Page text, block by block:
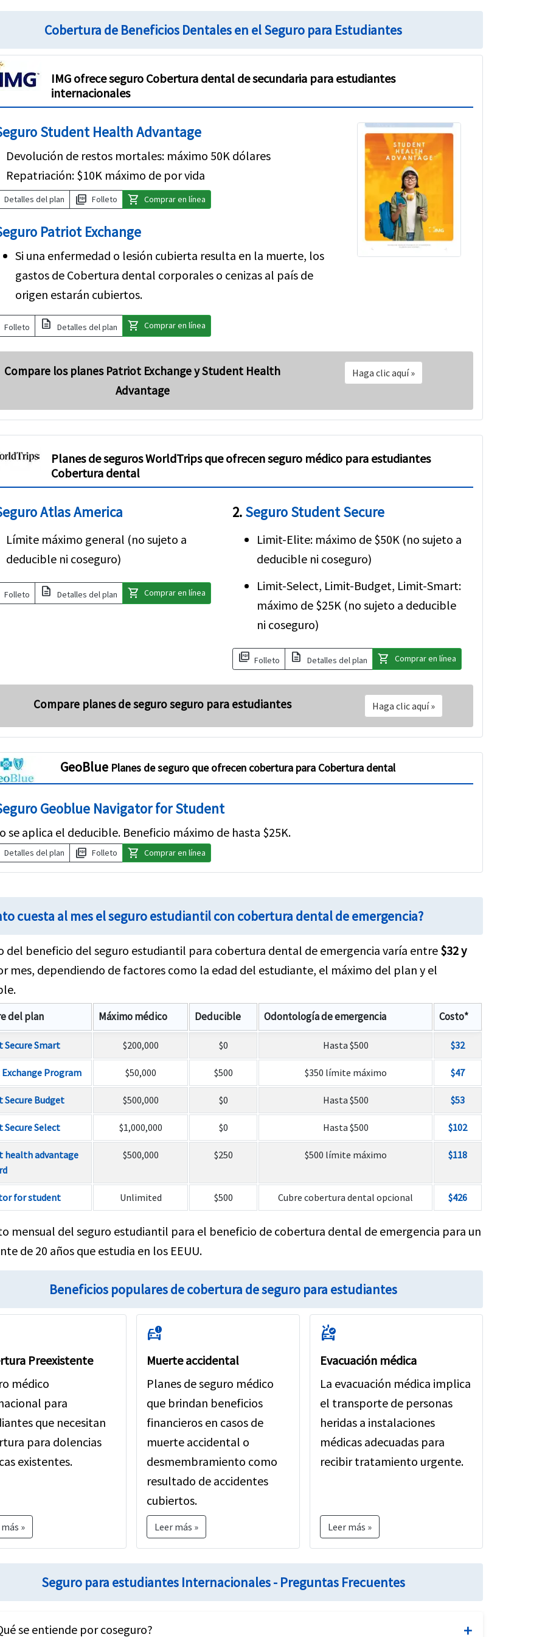
Cobertura de Beneficios Dentales en el Seguro para Estudiantes
IMG ofrece seguro Cobertura dental de secundaria para estudiantes
internacionales
Student Health Advantage
Devolución de restos mortales: máximo 50K dólares
Repatriación: $10K máximo de por vida
Detalles del plan picture_as_pdf Folleto shopping_cart Comprar en línea
Patriot Exchange
Si una enfermedad o lesión cubierta resulta en la muerte, los
gastos de Cobertura dental corporales o cenizas al país de
origen estarán cubiertos.
Folleto description Detalles del plan shopping_cart Comprar en línea
Compare los planes Patriot Exchange y Student Health
Advantage
Haga clic aquí»
Planes de seguros WorldTrips que ofrecen seguro médico para estudiantes
Cobertura dental
Atlas America
Límite máximo general (no sujeto a
deducible ni coseguro)
Folleto description Detalles del plan shopping_cart Comprar en línea
2. Seguro Student Secure
Limit-Elite: máximo de $50K (no sujeto a
deducible ni coseguro)
Limit-Select, Limit-Budget, Limit-Smart:
máximo de $25K (no sujeto a deducible
ni coseguro)
picture_as_pdf Folleto description Detalles del plan shopping_cart Comprar en línea
Compare planes de seguro seguro para estudiantes Haga clic aquí»
GeoBlue Planes de seguro que ofrecen cobertura para Cobertura dental
Geoblue Navigator for Student
se aplica el deducible. Beneficio máximo de hasta $25K.
Detalles del plan picture_as_pdf Folleto shopping_cart Comprar en línea
cuesta al mes el seguro estudiantil con cobertura dental de emergencia?
del beneficio del seguro estudiantil para cobertura dental de emergencia varía entre $32 y
mes, dependiendo de factores como la edad del estudiante, el máximo del plan y el
del plan Máximo médico Deducible Odontología de emergencia Costo*
Secure Smart $200,000 $0 Hasta $500 $32
Program $50,000 $500 $350 límite máximo $47
Secure Budget $500,000 $0 Hasta $500 $53
Secure Select $1,000,000 $0 Hasta $500 $102
health advantage
$500,000 $250 $500 límite máximo $118
for student Unlimited $500 Cubre cobertura dental opcional $426
mensual del seguro estudiantil para el beneficio de cobertura dental de emergencia para un
de 20 años que estudia en los EEUU.
Beneficios populares de cobertura de seguro para estudiantes
Preexistente
médico
para
que necesitan
para dolencias
existentes.
»
car_crash
Muerte accidental
Planes de seguro médico
que brindan beneficios
financieros en casos de
muerte accidental o
desmembramiento como
resultado de accidentes
cubiertos.
Leer más »
ambulance
Evacuación médica
La evacuación médica implica
el transporte de personas
heridas a instalaciones
médicas adecuadas para
recibir tratamiento urgente.
Leer más »
Seguro para estudiantes Internacionales - Preguntas Frecuentes
se entiende por coseguro?